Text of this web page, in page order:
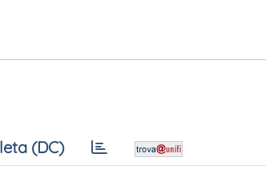
(DC)